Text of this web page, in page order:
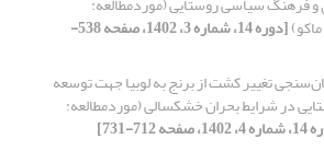
[دوره 14، شماره 3، 1402، صفحه 538-
تغییر کشت از برنج به لوبیا جهت توسعه
در شرایط بحران خشکسالی (موردمطالعه:
712-731]